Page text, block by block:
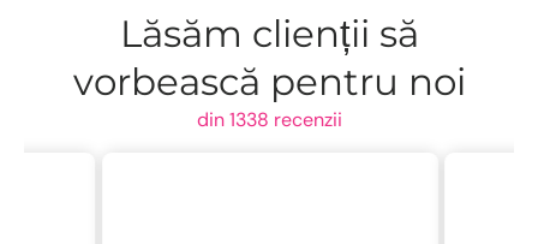
Lăsăm clienții să
vorbească pentru noi
din 1338 recenzii